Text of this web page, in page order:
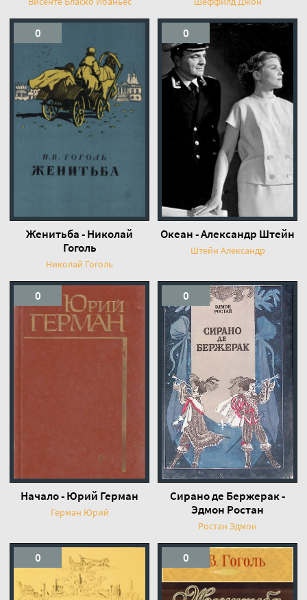
0
Женитьба - Николай
Гоголь
Николай Гоголь
0
Океан - Александр Штейн
Штейн Александр
0
Начало - Юрий Герман
Герман Юрий
0
Сирано де Бержерак -
Эдмон Ростан
Ростан Эдмон
0 0